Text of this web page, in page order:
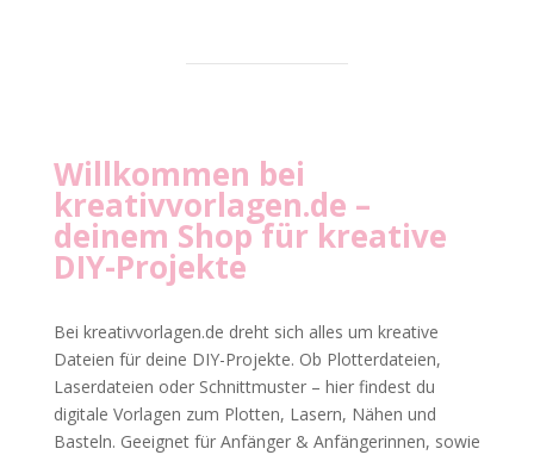
Willkommen bei
kreativvorlagen.de –
deinem Shop für kreative
DIY-Projekte
Bei kreativvorlagen.de dreht sich alles um kreative
Dateien für deine DIY-Projekte. Ob Plotterdateien,
Laserdateien oder Schnittmuster – hier findest du
digitale Vorlagen zum Plotten, Lasern, Nähen und
Basteln. Geeignet für Anfänger & Anfängerinnen, sowie